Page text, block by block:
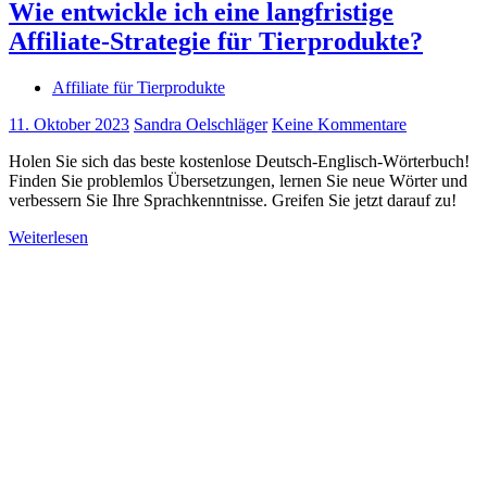
Wie entwickle ich eine langfristige
Affiliate-Strategie für Tierprodukte?
Affiliate für Tierprodukte
11. Oktober 2023 Sandra Oelschläger Keine Kommentare
Holen Sie sich das beste kostenlose Deutsch-Englisch-Wörterbuch!
Finden Sie problemlos Übersetzungen, lernen Sie neue Wörter und
verbessern Sie Ihre Sprachkenntnisse. Greifen Sie jetzt darauf zu!
Weiterlesen